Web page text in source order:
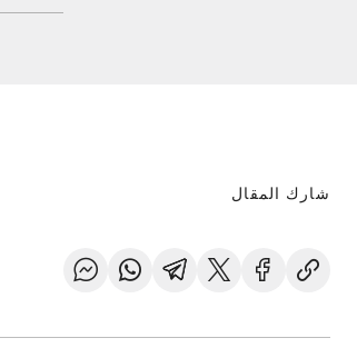
شارك المقال